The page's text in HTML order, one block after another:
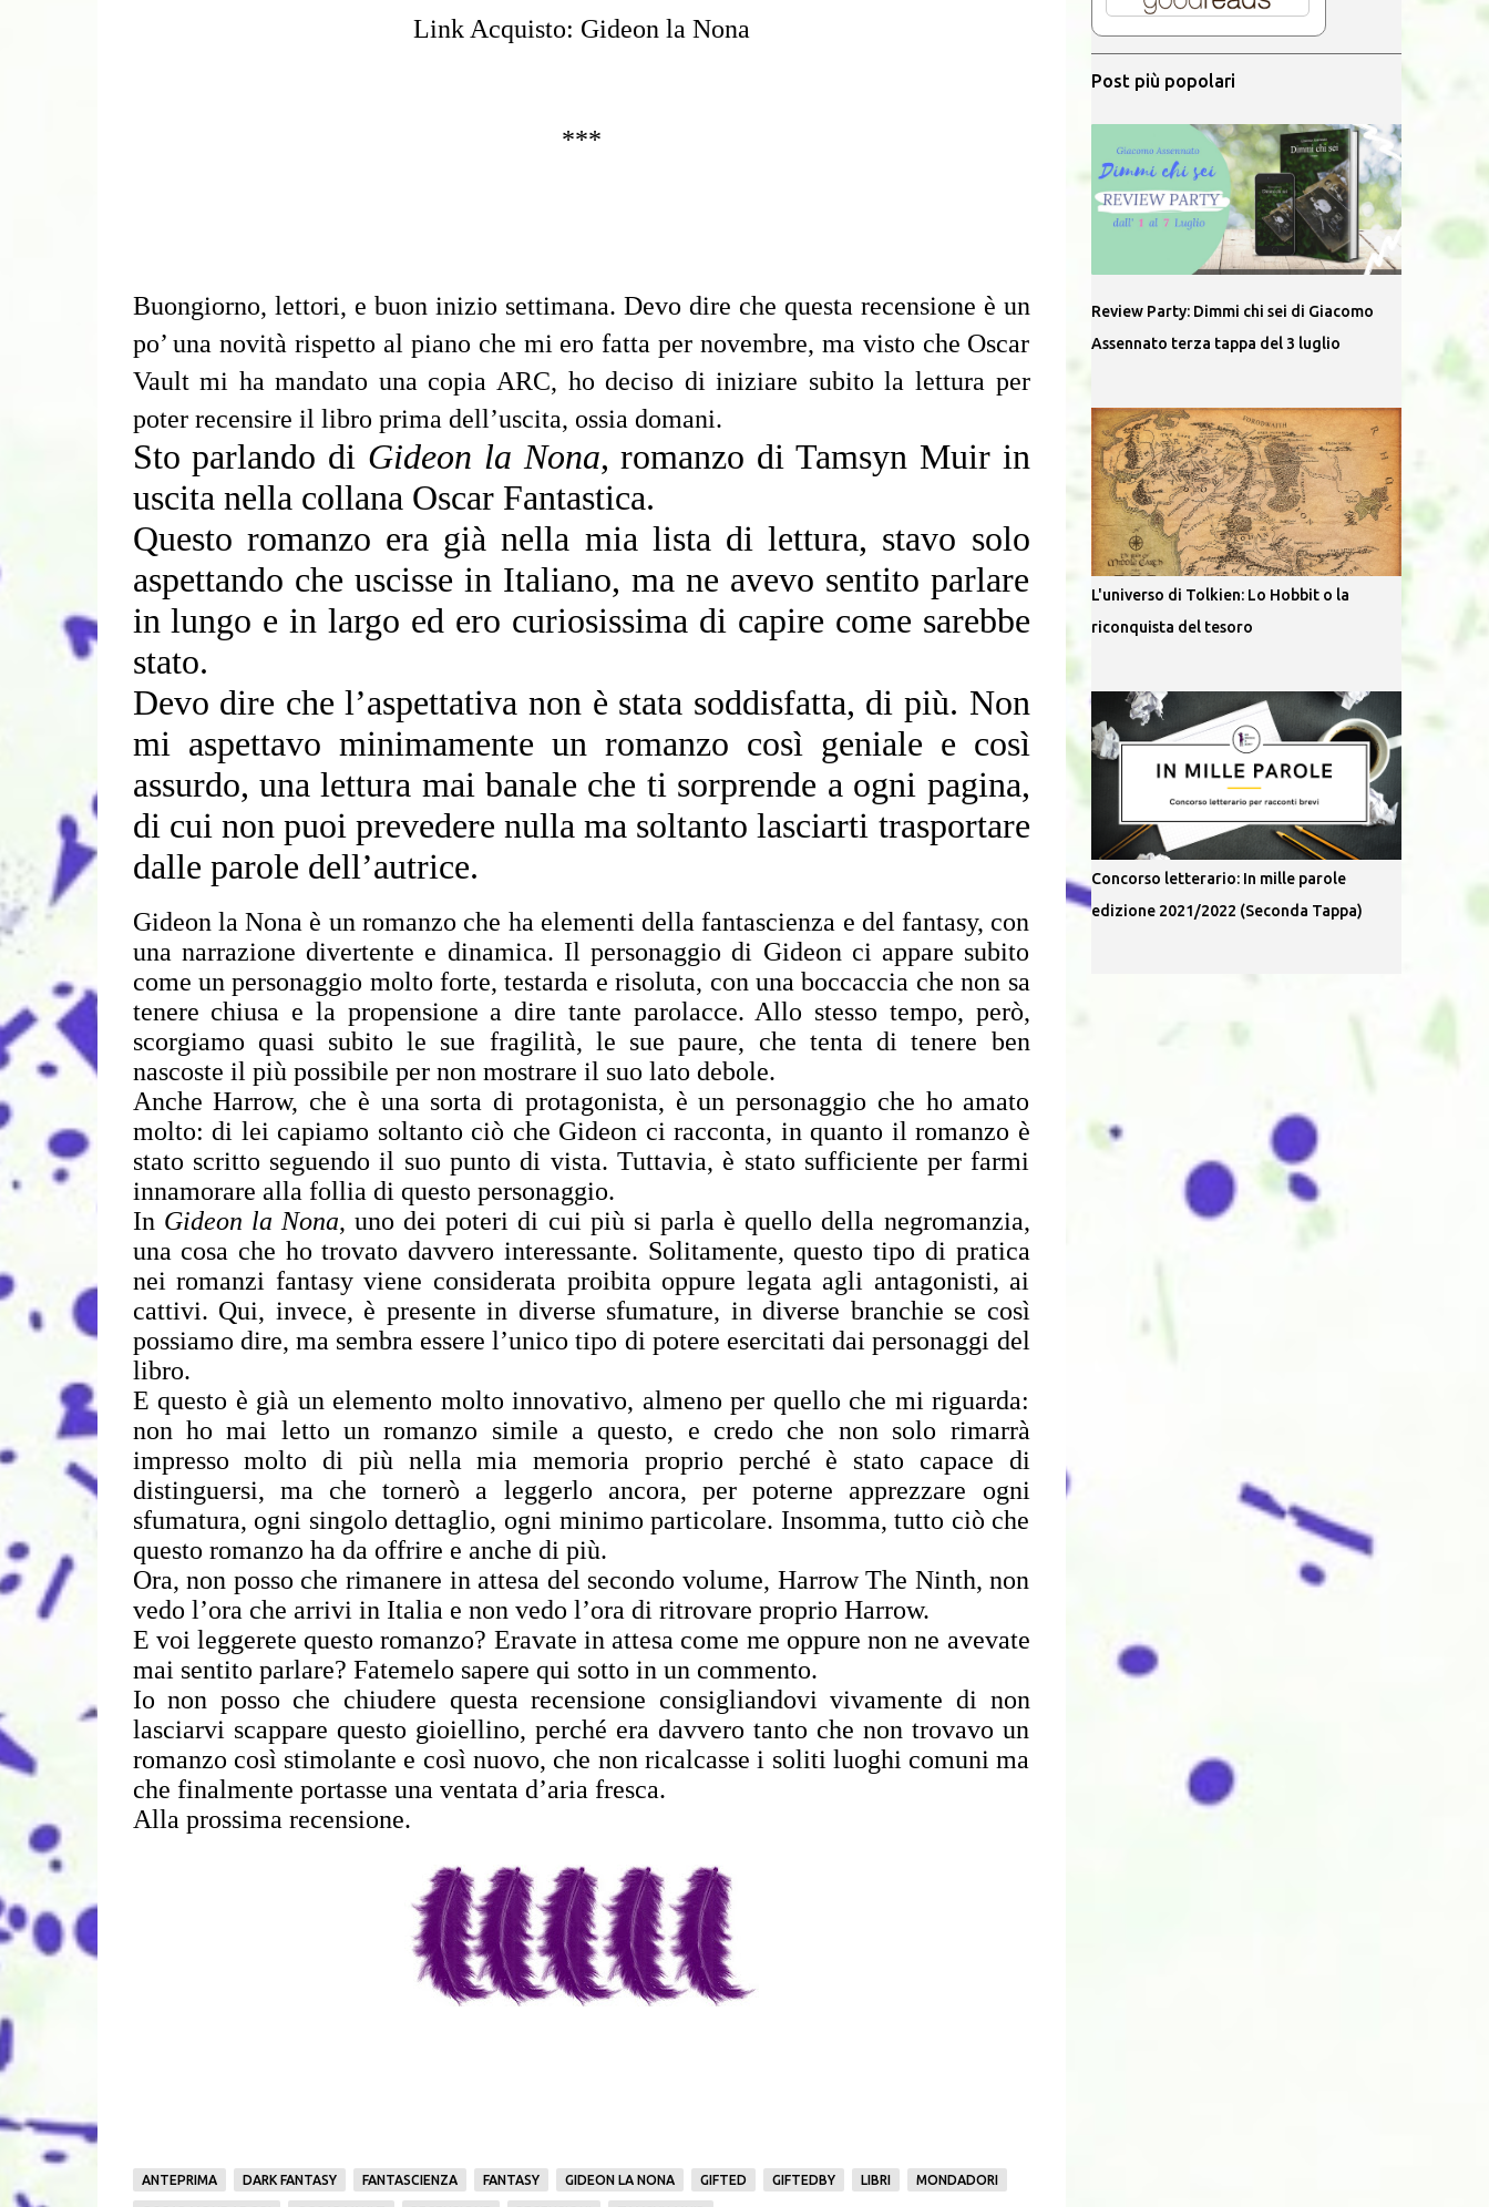
Link Acquisto: Gideon la Nona
***
Buongiorno, lettori, e buon inizio settimana. Devo dire che questa recensione è un
po’ una novità rispetto al piano che mi ero fatta per novembre, ma visto che Oscar
Vault mi ha mandato una copia ARC, ho deciso di iniziare subito la lettura per
poter recensire il libro prima dell’uscita, ossia domani.
Sto parlando di Gideon la Nona, romanzo di Tamsyn Muir in
uscita nella collana Oscar Fantastica.
Questo romanzo era già nella mia lista di lettura, stavo solo
aspettando che uscisse in Italiano, ma ne avevo sentito parlare
in lungo e in largo ed ero curiosissima di capire come sarebbe
stato.
Devo dire che l’aspettativa non è stata soddisfatta, di più. Non
mi aspettavo minimamente un romanzo così geniale e così
assurdo, una lettura mai banale che ti sorprende a ogni pagina,
di cui non puoi prevedere nulla ma soltanto lasciarti trasportare
dalle parole dell’autrice.
Gideon la Nona è un romanzo che ha elementi della fantascienza e del fantasy, con
una narrazione divertente e dinamica. Il personaggio di Gideon ci appare subito
come un personaggio molto forte, testarda e risoluta, con una boccaccia che non sa
tenere chiusa e la propensione a dire tante parolacce. Allo stesso tempo, però,
scorgiamo quasi subito le sue fragilità, le sue paure, che tenta di tenere ben
nascoste il più possibile per non mostrare il suo lato debole.
Anche Harrow, che è una sorta di protagonista, è un personaggio che ho amato
molto: di lei capiamo soltanto ciò che Gideon ci racconta, in quanto il romanzo è
stato scritto seguendo il suo punto di vista. Tuttavia, è stato sufficiente per farmi
innamorare alla follia di questo personaggio.
In Gideon la Nona, uno dei poteri di cui più si parla è quello della negromanzia,
una cosa che ho trovato davvero interessante. Solitamente, questo tipo di pratica
nei romanzi fantasy viene considerata proibita oppure legata agli antagonisti, ai
cattivi. Qui, invece, è presente in diverse sfumature, in diverse branchie se così
possiamo dire, ma sembra essere l’unico tipo di potere esercitati dai personaggi del
libro.
E questo è già un elemento molto innovativo, almeno per quello che mi riguarda:
non ho mai letto un romanzo simile a questo, e credo che non solo rimarrà
impresso molto di più nella mia memoria proprio perché è stato capace di
distinguersi, ma che tornerò a leggerlo ancora, per poterne apprezzare ogni
sfumatura, ogni singolo dettaglio, ogni minimo particolare. Insomma, tutto ciò che
questo romanzo ha da offrire e anche di più.
Ora, non posso che rimanere in attesa del secondo volume, Harrow The Ninth, non
vedo l’ora che arrivi in Italia e non vedo l’ora di ritrovare proprio Harrow.
E voi leggerete questo romanzo? Eravate in attesa come me oppure non ne avevate
mai sentito parlare? Fatemelo sapere qui sotto in un commento.
Io non posso che chiudere questa recensione consigliandovi vivamente di non
lasciarvi scappare questo gioiellino, perché era davvero tanto che non trovavo un
romanzo così stimolante e così nuovo, che non ricalcasse i soliti luoghi comuni ma
che finalmente portasse una ventata d’aria fresca.
Alla prossima recensione.
ANTEPRIMA DARK FANTASY FANTASCIENZA FANTASY GIDEON LA NONA GIFTED GIFTEDBY LIBRI MONDADORI
Post più popolari
Review Party: Dimmi chi sei di Giacomo
Assennato terza tappa del 3 luglio
L'universo di Tolkien: Lo Hobbit o la
riconquista del tesoro
Concorso letterario: In mille parole
edizione 2021/2022 (Seconda Tappa)